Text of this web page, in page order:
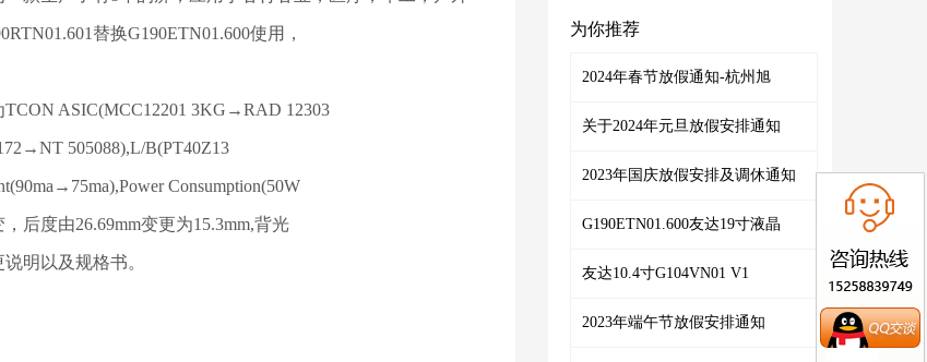
替换G190ETN01.600使用，
ASIC(MCC12201 3KG→RAD 12303
505088),L/B(PT40Z13
Consumption(50W
度由26.69mm变更为15.3mm,背光
明以及规格书。
为你推荐
2024年春节放假通知-杭州旭
关于2024年元旦放假安排通知
2023年国庆放假安排及调休通知
G190ETN01.600友达19寸液晶
友达10.4寸G104VN01 V1
2023年端午节放假安排通知